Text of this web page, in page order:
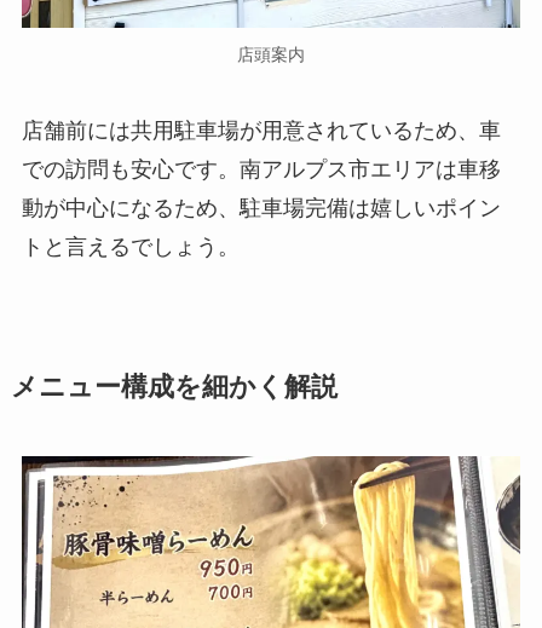
店頭案内
店舗前には共用駐車場が用意されているため、車
での訪問も安心です。南アルプス市エリアは車移
動が中心になるため、駐車場完備は嬉しいポイン
トと言えるでしょう。
メニュー構成を細かく解説